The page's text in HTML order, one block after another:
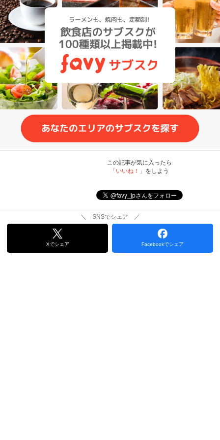
この記事が気に入ったら
「いいね！」 をしよう
＼ SNSでシェア ／
Xでシェア Facebookでシェア